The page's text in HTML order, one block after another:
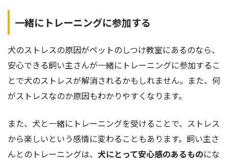
一緒にトレーニングに参加する
犬のストレスの原因がペットのしつけ教室にあるのなら、
安心できる飼い主さんが一緒にトレーニングに参加するこ
とで犬のストレスが解消されるかもしれません。また、何
がストレスなのか原因もわかりやすくなります。
また、犬と一緒にトレーニングを受けることで、ストレス
から楽しいという感情に変わることもあります。飼い主さ
んとのトレーニングは、 犬にとって安心感のあるものにな